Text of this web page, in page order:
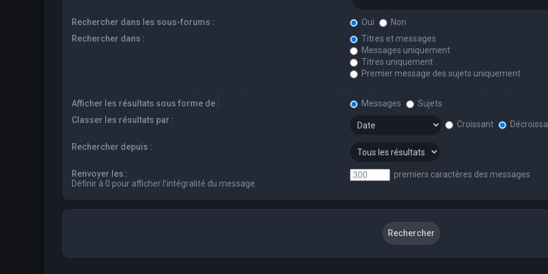
Rechercher dans les sous-forums : Oui
Non
Rechercher dans :
Titres et messages
Messages uniquement
Titres uniquement
Premier message des sujets uniquement
Afficher les résultats sous forme de : Messages
Sujets
Classer les résultats par :
Croissant
Rechercher depuis :
Renvoyer les :
Définir à 0 pour afficher l’intégralité du message.
premiers caractères des messages